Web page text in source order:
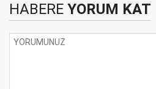
HABERE YORUM KAT